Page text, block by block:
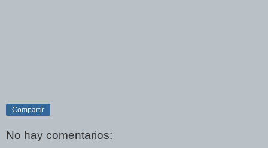
Compartir
No hay comentarios: